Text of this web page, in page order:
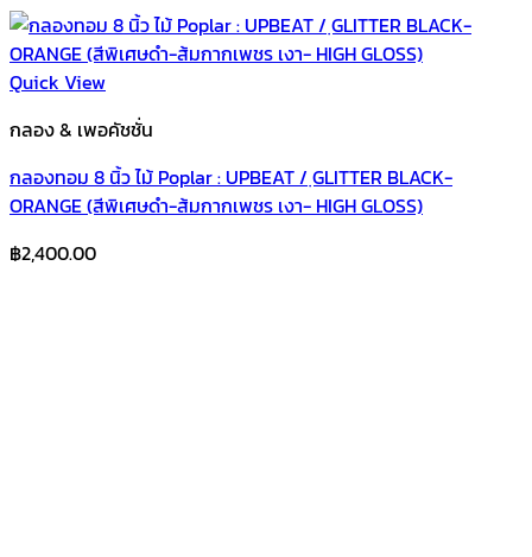
Quick View
กลอง & เพอคัชชั่น
กลองทอม 8 นิ้ว ไม้ Poplar : UPBEAT / ฺGLITTER BLACK-
ORANGE (สีพิเศษดำ-ส้มกากเพชร เงา- HIGH GLOSS)
฿2,400.00